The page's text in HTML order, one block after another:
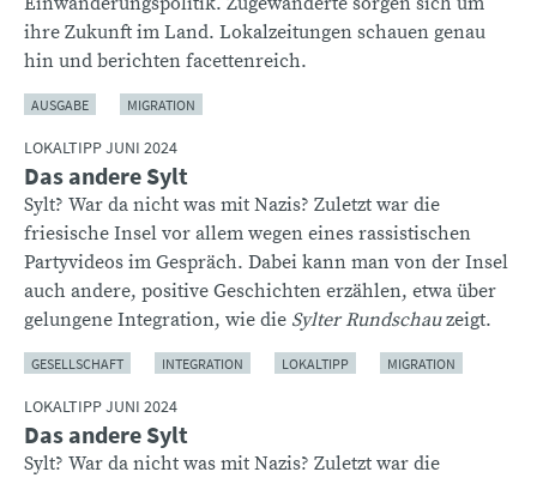
ihre Zukunft im Land. Lokalzeitungen schauen genau
hin und berichten facettenreich.
AUSGABE MIGRATION
LOKALTIPP JUNI 2024
Das andere Sylt
Sylt? War da nicht was mit Nazis? Zuletzt war die
friesische Insel vor allem wegen eines rassistischen
Partyvideos im Gespräch. Dabei kann man von der Insel
auch andere, positive Geschichten erzählen, etwa über
gelungene Integration, wie die Sylter Rundschauzeigt.
GESELLSCHAFT INTEGRATION LOKALTIPP MIGRATION
LOKALTIPP JUNI 2024
Das andere Sylt
Sylt? War da nicht was mit Nazis? Zuletzt war die